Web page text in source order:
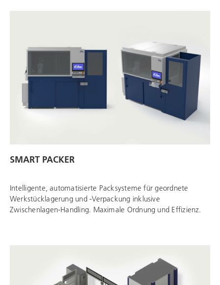
SMART PACKER
Intelligente, automatisierte Packsysteme für geordnete
Werkstücklagerung und -Verpackung inklusive
Zwischenlagen-Handling. Maximale Ordnung und Effizienz.